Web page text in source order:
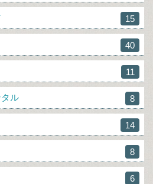
15
40
11
ル 8
14
8
6